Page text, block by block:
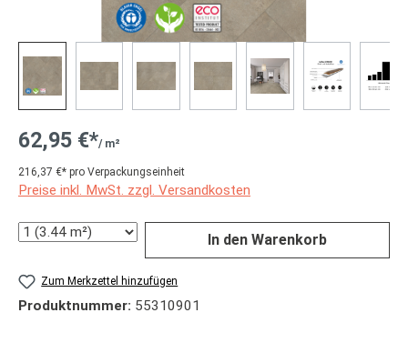
62,95 €*/ m²
216,37 €* pro Verpackungseinheit
Preise inkl. MwSt. zzgl. Versandkosten
Anzahl In den Warenkorb
Zum Merkzettel hinzufügen
Produktnummer: 55310901